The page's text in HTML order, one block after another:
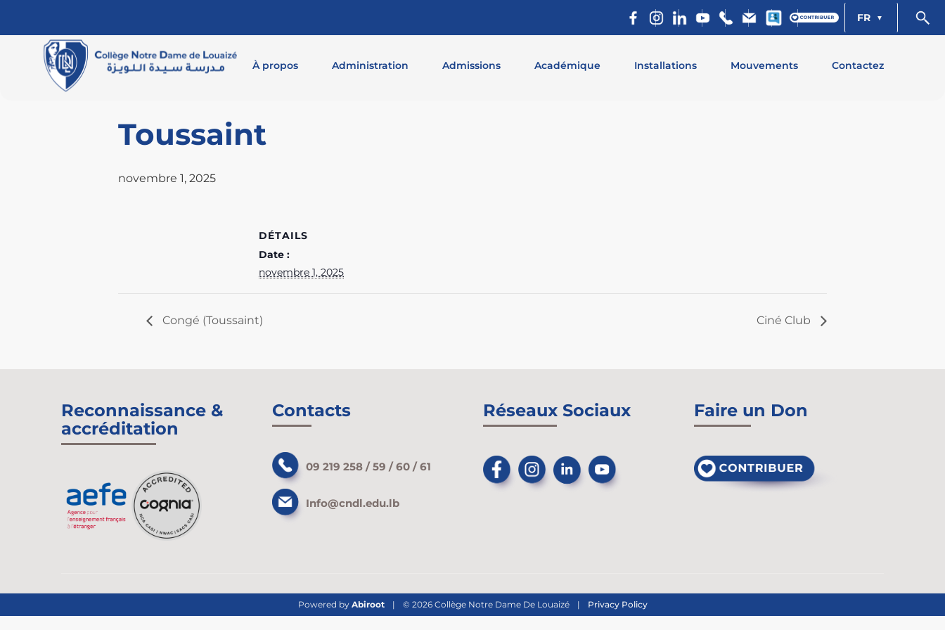
FR
À propos Administration Admissions Académique Installations Mouvements Contactez
« Tous les Évènements
Toussaint
novembre 1, 2025
DÉTAILS
Date :
novembre 1, 2025
Congé (Toussaint) Ciné Club
Reconnaissance &
accréditation
Contacts
09 219 258 / 59 / 60 / 61
Info@cndl.edu.lb
Réseaux Sociaux Faire un Don
Powered by Abiroot © 2026 Collège Notre Dame De Louaizé Privacy Policy